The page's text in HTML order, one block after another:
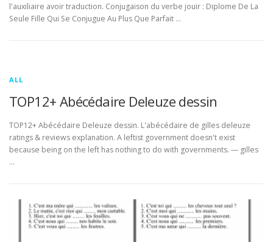
l'auxiliaire avoir traduction. Conjugaison du verbe jouir : Diplome De La
Seule Fille Qui Se Conjugue Au Plus Que Parfait …
ALL
TOP12+ Abécédaire Deleuze dessin
TOP12+ Abécédaire Deleuze dessin. L'abécédaire de gilles deleuze
ratings & reviews explanation. A leftist government doesn't exist
because being on the left has nothing to do with governments. ― gilles
…